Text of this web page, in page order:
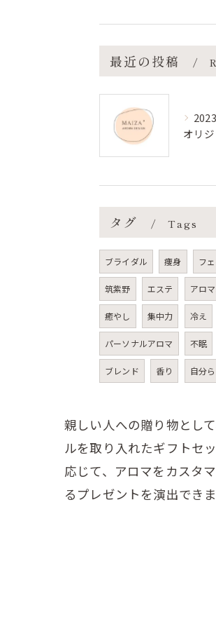
最近の投稿
タグ Tags
ブライダル 痩身 フ
筑紫野 エステ アロ
癒やし 集中力 冷え
パーソナルアロマ 不眠
ブレンド 香り 自分
親しい人への贈り物とし
ルを取り入れたギフトセ
応じて、アロマをカスタ
るプレゼントを演出できま